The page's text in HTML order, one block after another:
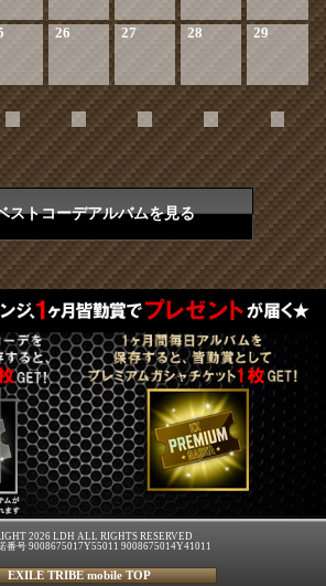
26 27 28 29
ストコーデアルバムを見る
2026 LDH ALL RIGHTS RESERVED
番号 9008675017Y55011 9008675014Y41011
EXILE TRIBE mobile TOP